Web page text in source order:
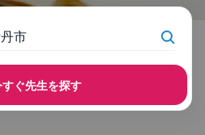
市
すぐ先生を探す